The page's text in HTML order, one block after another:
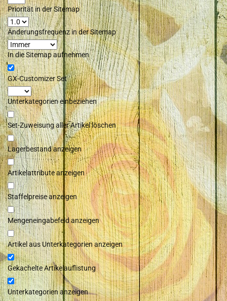
Priorität in der Sitemap
Änderungsfrequenz in der Sitemap
In die Sitemap aufnehmen
GX-Customizer Set
Unterkategorien einbeziehen
Set-Zuweisung aller Artikel löschen
Lagerbestand anzeigen
Artikelattribute anzeigen
Staffelpreise anzeigen
Mengeneingabefeld anzeigen
Artikel aus Unterkategorien anzeigen
Gekachelte Artikelauflistung
Unterkategorien anzeigen